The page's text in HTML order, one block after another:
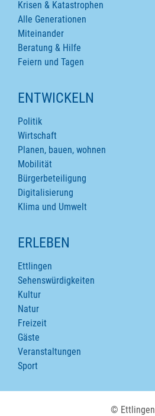
Krisen & Katastrophen
Alle Generationen
Miteinander
Beratung & Hilfe
Feiern und Tagen
ENTWICKELN
Politik
Wirtschaft
Planen, bauen, wohnen
Mobilität
Bürgerbeteiligung
Digitalisierung
Klima und Umwelt
ERLEBEN
Ettlingen
Sehenswürdigkeiten
Kultur
Natur
Freizeit
Gäste
Veranstaltungen
Sport
© Ettlingen